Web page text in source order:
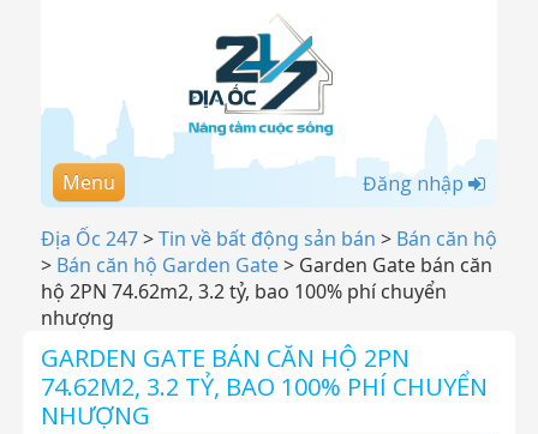
Menu Đăng nhập
Địa Ốc 247>Tin về bất động sản bán > Bán căn hộ
> Bán căn hộ Garden Gate> Garden Gate bán căn
hộ 2PN 74.62m2, 3.2 tỷ, bao 100% phí chuyển
nhượng
GARDEN GATE BÁN CĂN HỘ 2PN
74.62M2, 3.2 TỶ, BAO 100% PHÍ CHUYỂN
NHƯỢNG